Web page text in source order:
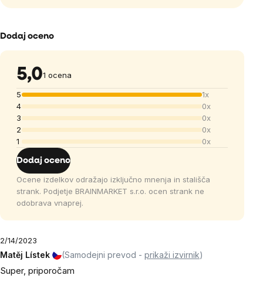
Dodaj oceno
5,01 ocena
5
1x
4
0x
3
0x
2
0x
1
0x
Dodaj oceno
Ocene izdelkov odražajo izključno mnenja in stališča
strank. Podjetje BRAINMARKET s.r.o. ocen strank ne
odobrava vnaprej.
2/14/2023
Matěj Lístek (Samodejni prevod - prikaži izvirnik)
Super, priporočam